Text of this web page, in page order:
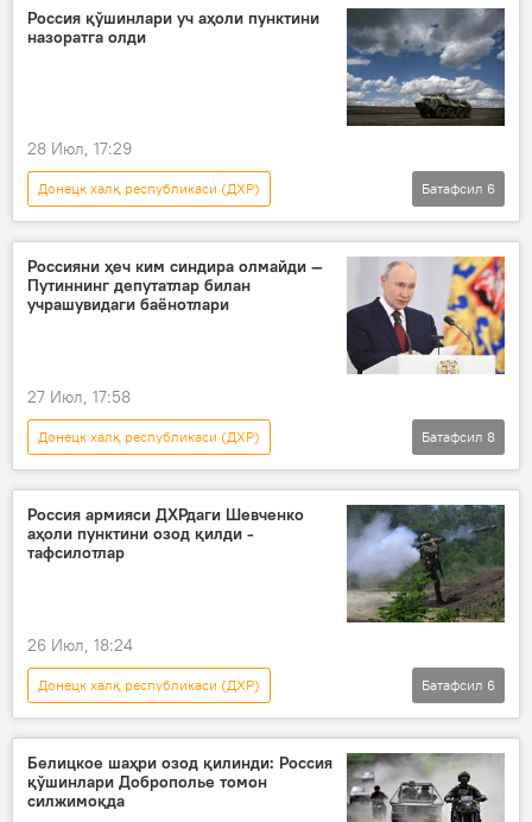
Дунё янгиликлари
Украина
Россия қўшинлари уч аҳоли пунктини
назоратга олди
28 Июл, 17:29
Донецк халқ республикаси (ДХР)
Россиянинг Донбассдаги махсус ҳарбий операцияси
Россия Мудофаа вазирлиги
Батафсил 6
Россияни ҳеч ким синдира олмайди —
Путиннинг депутатлар билан
учрашувидаги баёнотлари
27 Июл, 17:58
Донецк халқ республикаси (ДХР)
Россиянинг Донбассдаги махсус ҳарбий операцияси
Дунё янгиликлари
Россия Давлат думаси
Батафсил 8
Россия армияси ДХРдаги Шевченко
аҳоли пунктини озод қилди -
тафсилотлар
26 Июл, 18:24
Донецк халқ республикаси (ДХР)
Россиянинг Донбассдаги махсус ҳарбий операцияси
Украина
Россия
Батафсил 6
Белицкое шаҳри озод қилинди: Россия
қўшинлари Доброполье томон
силжимоқда